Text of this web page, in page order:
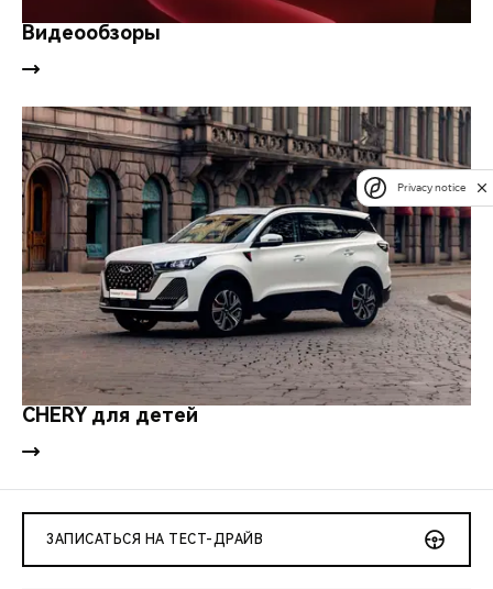
Видеообзоры
CHERY для детей
ЗАПИСАТЬСЯ НА ТЕСТ-ДРАЙВ
Privacy notice